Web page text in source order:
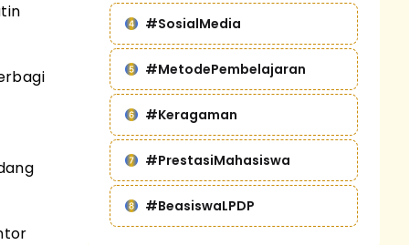
#SosialMedia
#MetodePembelajaran
#Keragaman
#PrestasiMahasiswa
#BeasiswaLPDP